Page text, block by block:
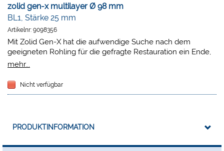
zolid gen-x multilayer Ø 98 mm
BL1, Stärke 25 mm
Artikelnr: 9098356
Mit Zolid Gen-X hat die aufwendige Suche nach dem
geeigneten Rohling für die gefragte Restauration ein Ende,
denn die neusten Rohlinge der Zolid DNA Generation sind
Zolid HT+ Produktgruppe: die ausgezeichneten ästhetischen
Eigenschaften und hervorragenden mechanischen Werte
mehr...
Nicht verfügbar
PRODUKTINFORMATION